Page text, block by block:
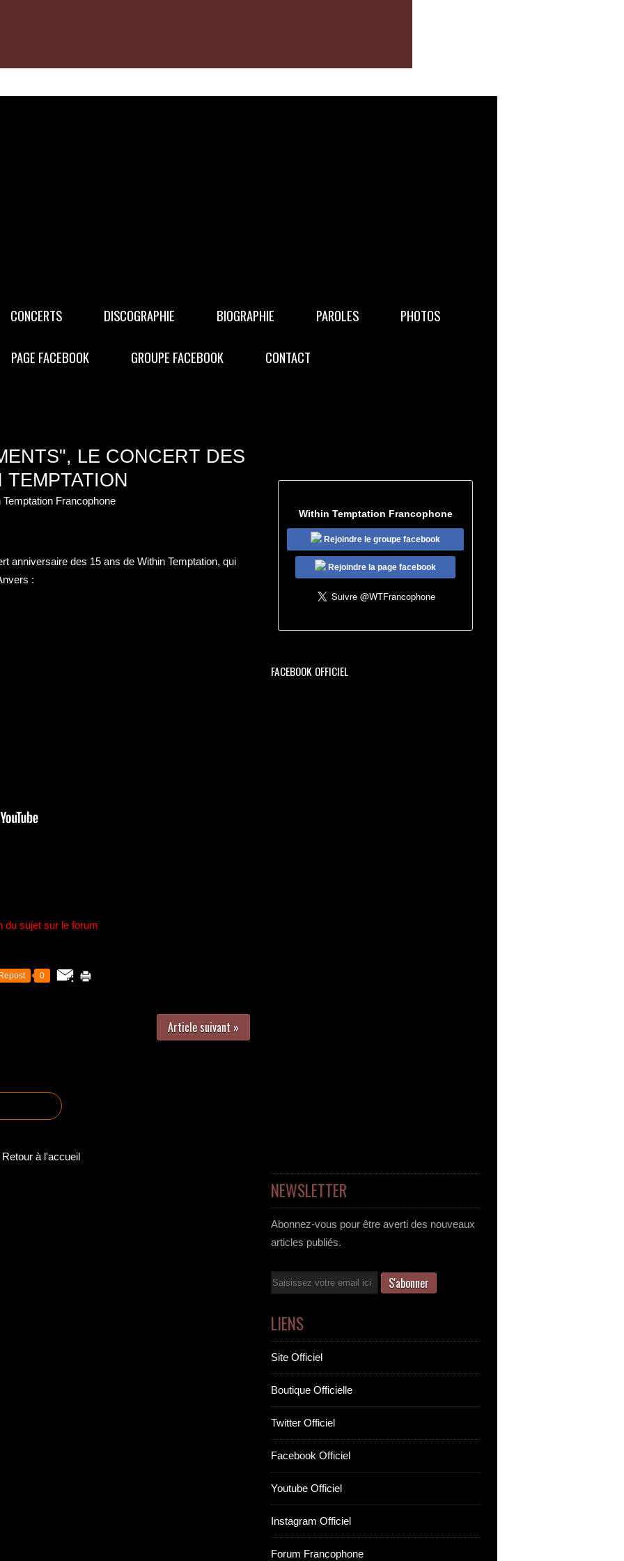
CONCERTS DISCOGRAPHIE BIOGRAPHIE PAROLES PHOTOS
PAGE FACEBOOK GROUPE FACEBOOK CONTACT
LE CONCERT DES
Francophone
anniversaire des 15 ans de Within Temptation, qui
:
du sujet sur le forum
0
Article suivant »
Retour à l'accueil
Within Temptation Francophone
Rejoindre le groupe facebook
Rejoindre la page facebook
FACEBOOK OFFICIEL
NEWSLETTER
Abonnez-vous pour être averti des nouveaux
articles publiés.
Email
LIENS
Site Officiel
Boutique Officielle
Twitter Officiel
Facebook Officiel
Youtube Officiel
Instagram Officiel
Forum Francophone